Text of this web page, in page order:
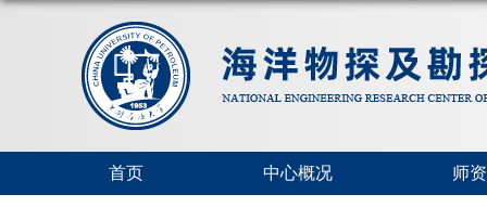
首页 中心概况 师